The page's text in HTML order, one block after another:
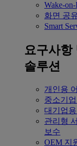
Wake-
화면 공
Smart
요구사항
솔루션
개인용
중소기업
대기업용
관리형
보수
OEM 지